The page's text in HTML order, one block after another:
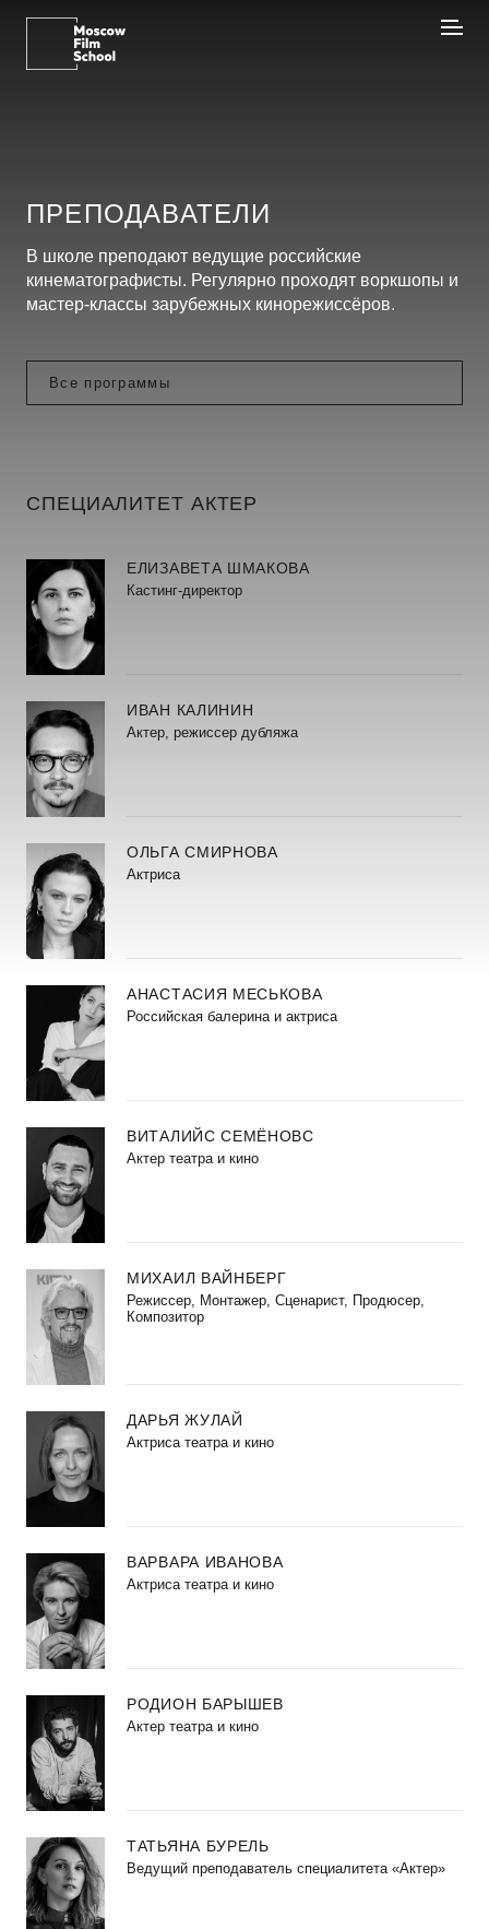
ПРЕПОДАВАТЕЛИ
В школе преподают ведущие российские
кинематографисты. Регулярно проходят воркшопы и
мастер-классы зарубежных кинорежиссёров.
СПЕЦИАЛИТЕТ АКТЕР
ЕЛИЗАВЕТА ШМАКОВА
Кастинг-директор
ИВАН КАЛИНИН
Актер, режиссер дубляжа
ОЛЬГА СМИРНОВА
Актриса
АНАСТАСИЯ МЕСЬКОВА
Российская балерина и актриса
ВИТАЛИЙС СЕМЁНОВС
Актер театра и кино
МИХАИЛ ВАЙНБЕРГ
Режиссер, Монтажер, Сценарист, Продюсер,
Композитор
ДАРЬЯ ЖУЛАЙ
Актриса театра и кино
ВАРВАРА ИВАНОВА
Актриса театра и кино
РОДИОН БАРЫШЕВ
Актер театра и кино
ТАТЬЯНА БУРЕЛЬ
Ведущий преподаватель специалитета «Актер»